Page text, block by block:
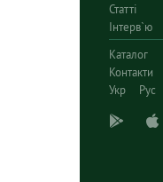
Статті
Інтерв`ю
Каталог
Контакти
Укр
Рус